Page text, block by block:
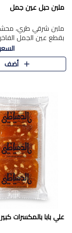
ملبن حبل عين جمل
ملبن شرقي طري،
بقطع عين الجمل
بين القوام الناعم
في مذاق شرقي أصيل.
أضف
علي بابا بالمكسرات كبير